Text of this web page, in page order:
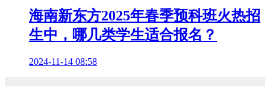
海南新东方2025年春季预科班火热招
生中，哪几类学生适合报名？
2024-11-14 08:58